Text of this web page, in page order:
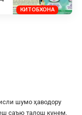
КИТОБХОНА
шумо ҳаводору
саъю талош кунем,